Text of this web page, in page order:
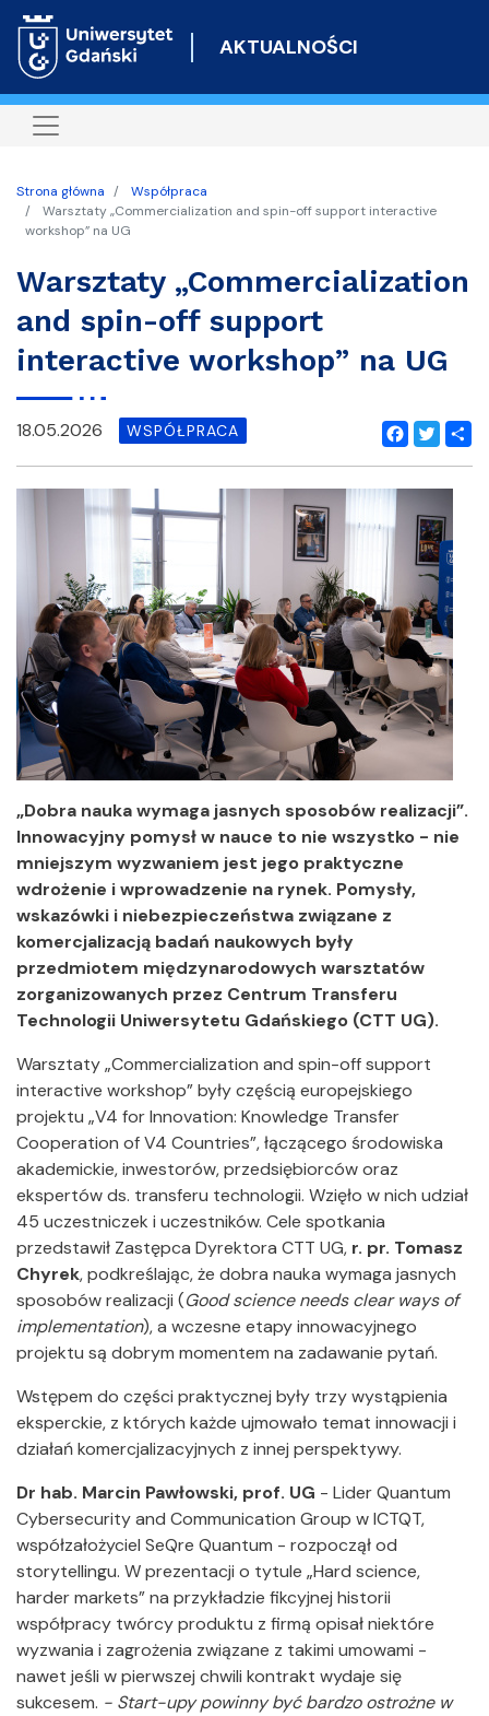
do
AKTUALNOŚCI
Strona główna
Współpraca
Warsztaty „Commercialization and spin-off support interactive
workshop” na UG
Warsztaty „Commercialization
and spin-off support
interactive workshop” na UG
Facebook
Twitter
18.05.2026 WSPÓŁPRACA
„Dobra nauka wymaga jasnych sposobów realizacji”.
Innowacyjny pomysł w nauce to nie wszystko - nie
mniejszym wyzwaniem jest jego praktyczne
wdrożenie i wprowadzenie na rynek. Pomysły,
wskazówki i niebezpieczeństwa związane z
komercjalizacją badań naukowych były
przedmiotem międzynarodowych warsztatów
zorganizowanych przez Centrum Transferu
Technologii Uniwersytetu Gdańskiego (CTT UG).
Warsztaty „Commercialization and spin-off support
interactive workshop” były częścią europejskiego
projektu „V4 for Innovation: Knowledge Transfer
Cooperation of V4 Countries”, łączącego środowiska
akademickie, inwestorów, przedsiębiorców oraz
ekspertów ds. transferu technologii. Wzięło w nich udział
45 uczestniczek i uczestników. Cele spotkania
przedstawił Zastępca Dyrektora CTT UG, r. pr. Tomasz
Chyrek, podkreślając, że dobra nauka wymaga jasnych
sposobów realizacji (Good science needs clear ways of
implementation), a wczesne etapy innowacyjnego
projektu są dobrym momentem na zadawanie pytań.
Wstępem do części praktycznej były trzy wystąpienia
eksperckie, z których każde ujmowało temat innowacji i
działań komercjalizacyjnych z innej perspektywy.
Dr hab. Marcin Pawłowski, prof. UG - Lider Quantum
Cybersecurity and Communication Group w ICTQT,
współzałożyciel SeQre Quantum - rozpoczął od
storytellingu. W prezentacji o tytule „Hard science,
harder markets” na przykładzie fikcyjnej historii
współpracy twórcy produktu z firmą opisał niektóre
wyzwania i zagrożenia związane z takimi umowami -
nawet jeśli w pierwszej chwili kontrakt wydaje się
sukcesem. - Start-upy powinny być bardzo ostrożne w